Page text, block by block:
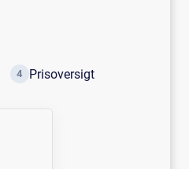
4 Prisoversigt